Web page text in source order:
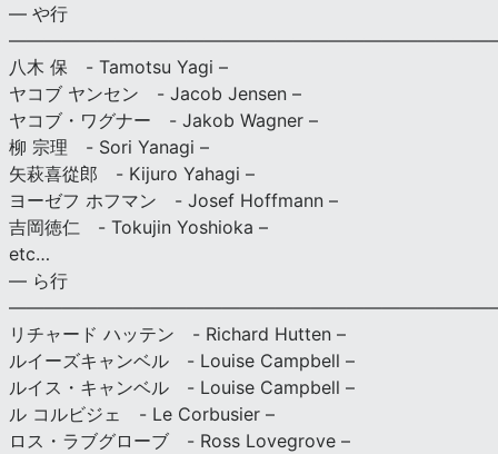
— や行
八木 保 - Tamotsu Yagi –
ヤコブ ヤンセン - Jacob Jensen –
ヤコブ・ワグナー - Jakob Wagner –
柳 宗理 - Sori Yanagi –
矢萩喜從郎 - Kijuro Yahagi –
ヨーゼフ ホフマン - Josef Hoffmann –
吉岡徳仁 - Tokujin Yoshioka –
etc…
— ら行
リチャード ハッテン - Richard Hutten –
ルイーズキャンベル - Louise Campbell –
ルイス・キャンベル - Louise Campbell –
ル コルビジェ - Le Corbusier –
ロス・ラブグローブ - Ross Lovegrove –